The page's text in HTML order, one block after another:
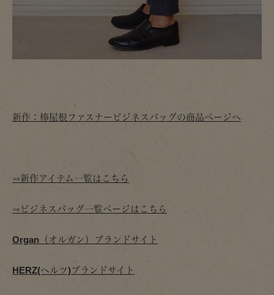
新作：棒屋根ファスナービジネスバッグの商品ページへ
⇒新作アイテム一覧はこちら
⇒ビジネスバッグ一覧ページはこちら
Organ（オルガン）ブランドサイト
HERZ(ヘルツ)ブランドサイト